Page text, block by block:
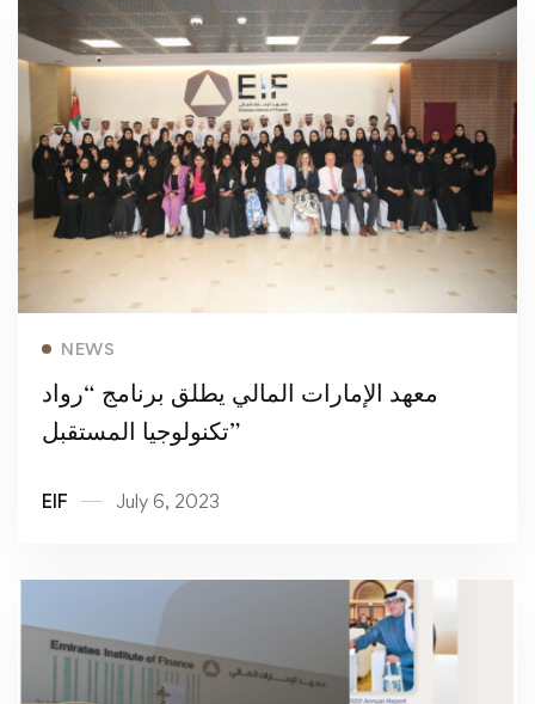
NEWS
معهد الإمارات المالي يطلق برنامج “رواد
تكنولوجيا المستقبل”
EIF July 6, 2023